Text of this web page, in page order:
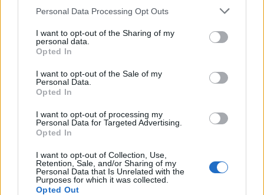
Personal Data Processing Opt Outs
I want to opt-out of the Sharing of my
personal data.
Opted In
I want to opt-out of the Sale of my
Personal Data.
Opted In
I want to opt-out of processing my
Personal Data for Targeted Advertising.
Opted In
I want to opt-out of Collection, Use,
Retention, Sale, and/or Sharing of my
Personal Data that Is Unrelated with the
Purposes for which it was collected.
Opted Out
Reabilitação de edifício devoluto na Rua do
Heroísmo dá lugar a quatro habitações duplex
7/08/2026